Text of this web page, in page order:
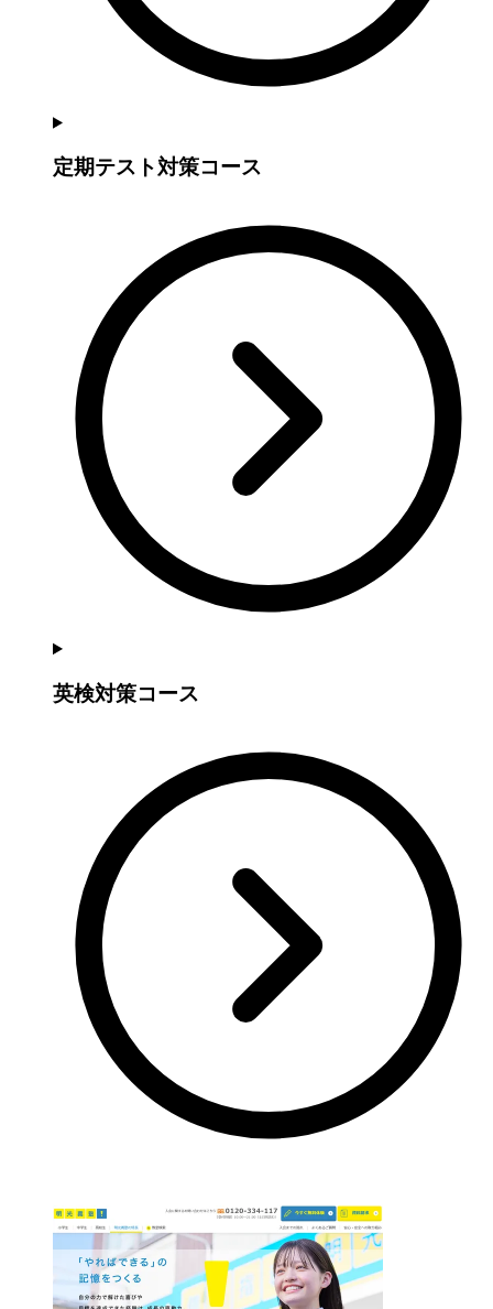
定期テスト対策コース
英検対策コース